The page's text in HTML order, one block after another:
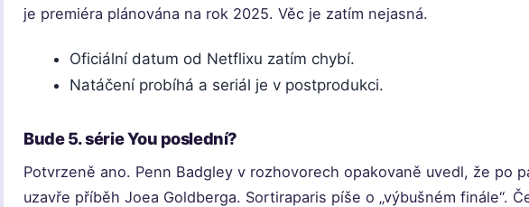
je premiéra plánována na rok 2025. Věc je zatím nejasná.
Oficiální datum od Netflixu zatím chybí.
Natáčení probíhá a seriál je v postprodukci.
Bude 5. série You poslední?
Potvrzeně ano. Penn Badgley v rozhovorech opakovaně uvedl, že po
uzavře příběh Joea Goldberga. Sortiraparis píše o „výbušném finále“.